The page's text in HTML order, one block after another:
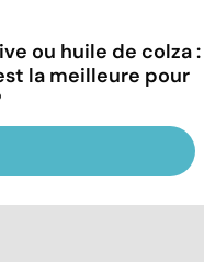
ou huile de colza :
la meilleure pour